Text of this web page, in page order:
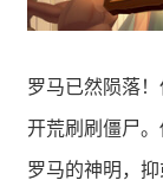
罗马已然陨落
开荒刷刷僵尸
罗马的神明，